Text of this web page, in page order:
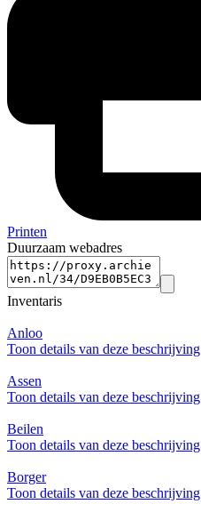
Printen
Duurzaam webadres
Inventaris
Anloo
Toon details van deze beschrijving
Assen
Toon details van deze beschrijving
Beilen
Toon details van deze beschrijving
Borger
Toon details van deze beschrijving